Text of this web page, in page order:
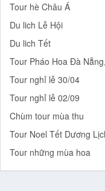
Tour hè Châu Á
Du lich Lễ Hội
Du lich Tết
Tour Pháo Hoa Đà
Tour nghỉ lễ 30/04
Tour nghỉ lễ 02/09
Chùm tour mùa thu
Tour Noel Tết Dương
Tour những mùa hoa